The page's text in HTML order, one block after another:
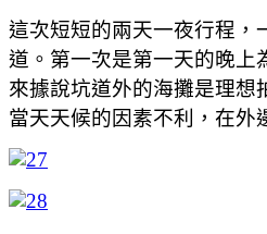
這次短短的兩天一夜行程，
道。第一次是第一天的晚上
來據說坑道外的海攤是理想
當天天候的因素不利，在外